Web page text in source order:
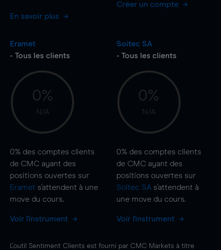
En savoir plus
Créer un compte
Eramet
- Tous les clients
0%
N/A
0% des comptes clients
de CMC ayant des
positions ouvertes sur
Eramet s'attendent à une
move du cours.
Voir l'instrument
Soitec SA
- Tous les clients
0%
N/A
0% des comptes clients
de CMC ayant des
positions ouvertes sur
Soitec SA s'attendent à
une move du cours.
Voir l'instrument
L'outil Sentiment Clients est fourni par CMC Markets à titre